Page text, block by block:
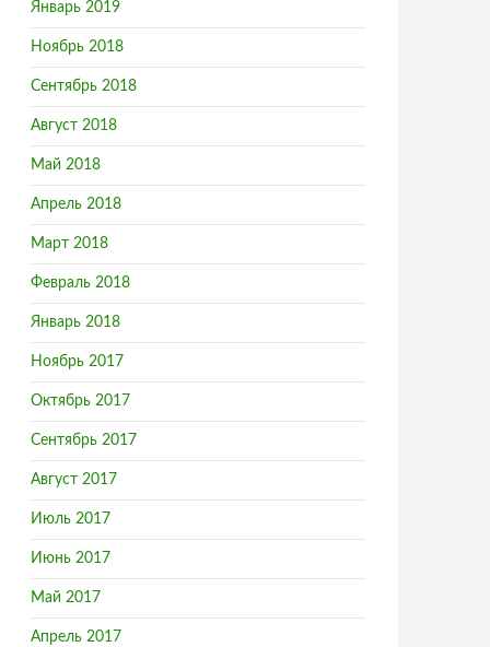
интерьера
Январь 2019
Ноябрь 2018
Сентябрь 2018
Август 2018
Май 2018
Апрель 2018
Март 2018
Февраль 2018
Январь 2018
Ноябрь 2017
Октябрь 2017
Сентябрь 2017
Август 2017
Июль 2017
Июнь 2017
Май 2017
Апрель 2017